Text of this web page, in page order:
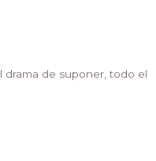
de suponer, todo el